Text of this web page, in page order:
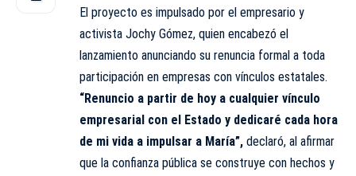
El proyecto es impulsado por el empresario y
activista Jochy Gómez, quien encabezó el
lanzamiento anunciando su renuncia formal a toda
participación en empresas con vínculos estatales.
“Renuncio a partir de hoy a cualquier vínculo
empresarial con el Estado y dedicaré cada hora
de mi vida a impulsar a María”, declaró, al afirmar
que la confianza pública se construye con hechos y